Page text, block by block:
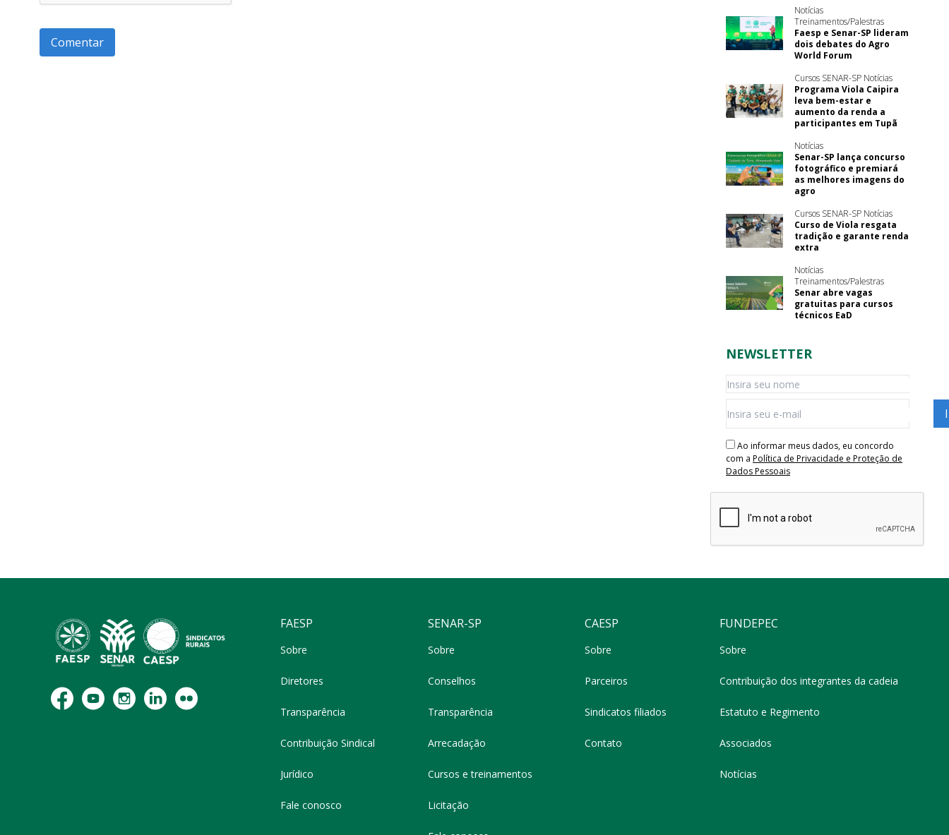
Notícias
Treinamentos/Palestras
Faesp e Senar-SP lideram
dois debates do Agro
World Forum
Cursos SENAR-SP Notícias
Programa Viola Caipira
leva bem-estar e
aumento da renda a
participantes em Tupã
Notícias
Senar-SP lança concurso
fotográfico e premiará
as melhores imagens do
agro
Cursos SENAR-SP Notícias
Curso de Viola resgata
tradição e garante renda
extra
Notícias
Treinamentos/Palestras
Senar abre vagas
gratuitas para cursos
técnicos EaD
NEWSLETTER
Ao informar meus dados, eu concordo
com a Política de Privacidade e Proteção de
Dados Pessoais
FAESP
Sobre
Diretores
Transparência
Contribuição Sindical
Jurídico
Fale conosco
SENAR-SP
Sobre
Conselhos
Transparência
Arrecadação
Cursos e treinamentos
Licitação
CAESP
Sobre
Parceiros
Sindicatos filiados
Contato
FUNDEPEC
Sobre
Contribuição dos integrantes da cadeia
Estatuto e Regimento
Associados
Notícias